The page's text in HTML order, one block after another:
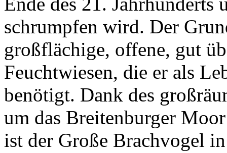
schrumpfen wird. Der
großflächige, offene, gut
Feuchtwiesen, die er als
benötigt. Dank des
um das Breitenburger
ist der Große Brachvogel